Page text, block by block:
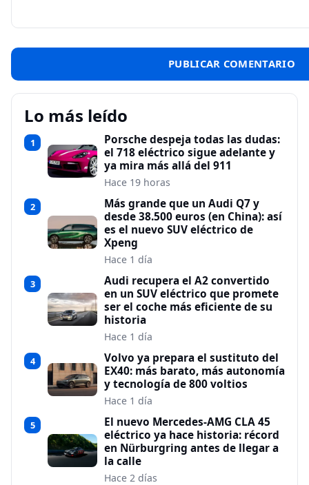
Lo más leído
1
Porsche despeja todas las dudas:
el 718 eléctrico sigue adelante y
ya mira más allá del 911
Hace 19 horas
2
Más grande que un Audi Q7 y
desde 38.500 euros (en China): así
es el nuevo SUV eléctrico de
Xpeng
Hace 1 día
3
Audi recupera el A2 convertido
en un SUV eléctrico que promete
ser el coche más eficiente de su
historia
Hace 1 día
4
Volvo ya prepara el sustituto del
EX40: más barato, más autonomía
y tecnología de 800 voltios
Hace 1 día
5
El nuevo Mercedes-AMG CLA 45
eléctrico ya hace historia: récord
en Nürburgring antes de llegar a
la calle
Hace 2 días